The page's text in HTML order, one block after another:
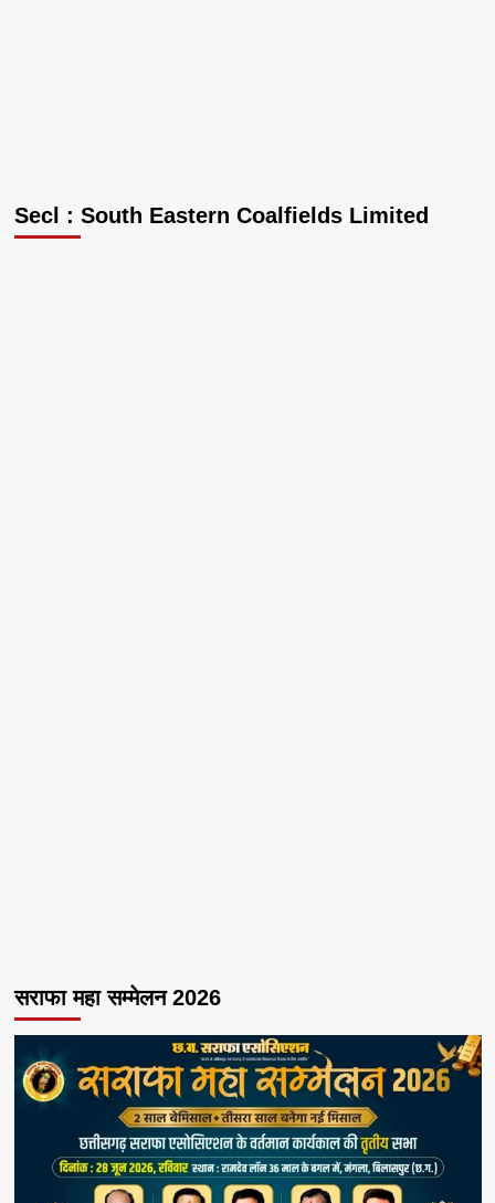
Secl : South Eastern Coalfields Limited
सराफा महा सम्मेलन 2026